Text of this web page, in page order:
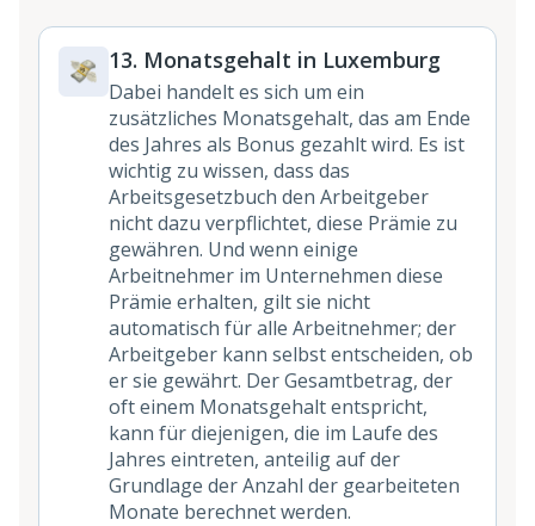
13. Monatsgehalt in Luxemburg
Dabei handelt es sich um ein
zusätzliches Monatsgehalt, das am Ende
des Jahres als Bonus gezahlt wird. Es ist
wichtig zu wissen, dass das
Arbeitsgesetzbuch den Arbeitgeber
nicht dazu verpflichtet, diese Prämie zu
gewähren. Und wenn einige
Arbeitnehmer im Unternehmen diese
Prämie erhalten, gilt sie nicht
automatisch für alle Arbeitnehmer; der
Arbeitgeber kann selbst entscheiden, ob
er sie gewährt. Der Gesamtbetrag, der
oft einem Monatsgehalt entspricht,
kann für diejenigen, die im Laufe des
Jahres eintreten, anteilig auf der
Grundlage der Anzahl der gearbeiteten
Monate berechnet werden.